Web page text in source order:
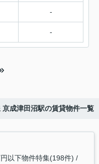
-
-
京成津田沼駅の賃貸物件一覧
以下物件特集(198件)